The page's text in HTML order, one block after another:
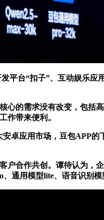
台“扣子”、互动娱乐应
的需求没有改变，包括
作带来便利。
应用市场，豆包APP的
合作共创。谭待认为，
通用模型lite、语音识别